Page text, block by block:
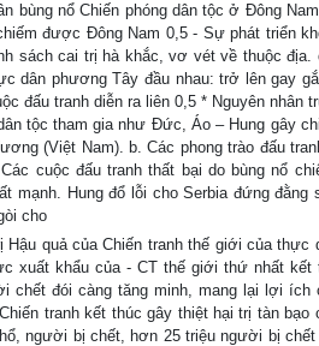
bùng nổ Chiến phóng dân tộc ở Đông
được Đông Nam 0,5 - Sự phát triển
sách cai trị hà khắc, vơ vét về thuộc địa.
dân phương Tây đầu nhau: trở lên gay
đấu tranh diễn ra liên 0,5 * Nguyên nhân
tộc tham gia như Đức, Áo – Hung gây
(Việt Nam). b. Các phong trào đấu
cuộc đấu tranh thất bại do bùng nổ
mạnh. Hung đổ lỗi cho Serbia đứng đằng
cho
quả của Chiến tranh thế giới của thực
xuất khẩu của - CT thế giới thứ nhất
chết đói càng tăng minh, mang lại lợi
tranh kết thúc gây thiệt hại trị tàn bạo
người bị chết, hơn 25 triệu người bị